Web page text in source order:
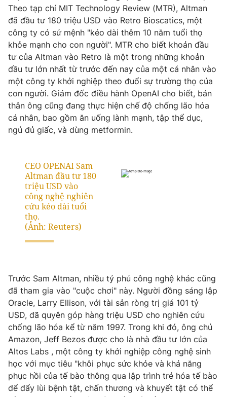
Theo dõi báo trên
Cơ quan chủ quản: Đài Truyền hình Việt Nam
Cơ quan báo chí: Thời báo VTV
Giấy phép hoạt động báo in và báo điện tử số 483/GP-BTTTT
cấp ngày 29/12/2023
Tổng Biên tập:Vũ Thanh Thủy
Phó Tổng Biên tập:Nguyễn Thị Mỹ Hạnh, Phạm Quốc Thắng,
Nguyễn Trọng Ninh
Email:toasoan@vtv.vn
Liên hệ quảng cáo:024-7300.7108
® Cấm sao chép dưới mọi hình thức nếu không có sự chấp
thuận bằng văn bản. Ghi rõ nguồn VTV.vn khi phát hành lại
thông tin từ website này.
Theo tạp chí MIT Technology Review (MTR), Altman
đã đầu tư 180 triệu USD vào Retro Bioscatics, một
công ty có sứ mệnh "kéo dài thêm 10 năm tuổi thọ
khỏe mạnh cho con người". MTR cho biết khoản đầu
tư của Altman vào Retro là một trong những khoản
đầu tư lớn nhất từ trước đến nay của một cá nhân vào
một công ty khởi nghiệp theo đuổi sự trường thọ của
con người. Giám đốc điều hành OpenAI cho biết, bản
thân ông cũng đang thực hiện chế độ chống lão hóa
cá nhân, bao gồm ăn uống lành mạnh, tập thể dục,
ngủ đủ giấc, và dùng metformin.
Trước Sam Altman, nhiều tỷ phú công nghệ khác cũng
đã tham gia vào "cuộc chơi" này. Người đồng sáng lập
Oracle, Larry Ellison, với tài sản ròng trị giá 101 tỷ
USD, đã quyên góp hàng triệu USD cho nghiên cứu
chống lão hóa kể từ năm 1997. Trong khi đó, ông chủ
Amazon, Jeff Bezos được cho là nhà đầu tư lớn của
Altos Labs , một công ty khởi nghiệp công nghệ sinh
học với mục tiêu "khôi phục sức khỏe và khả năng
phục hồi của tế bào thông qua lập trình trẻ hóa tế bào
để đẩy lùi bệnh tật, chấn thương và khuyết tật có thể